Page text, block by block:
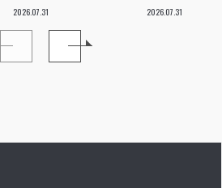
vol.112「特別企画
メンバーともっとは
2026.07.31
分たちの世
2026.07.31